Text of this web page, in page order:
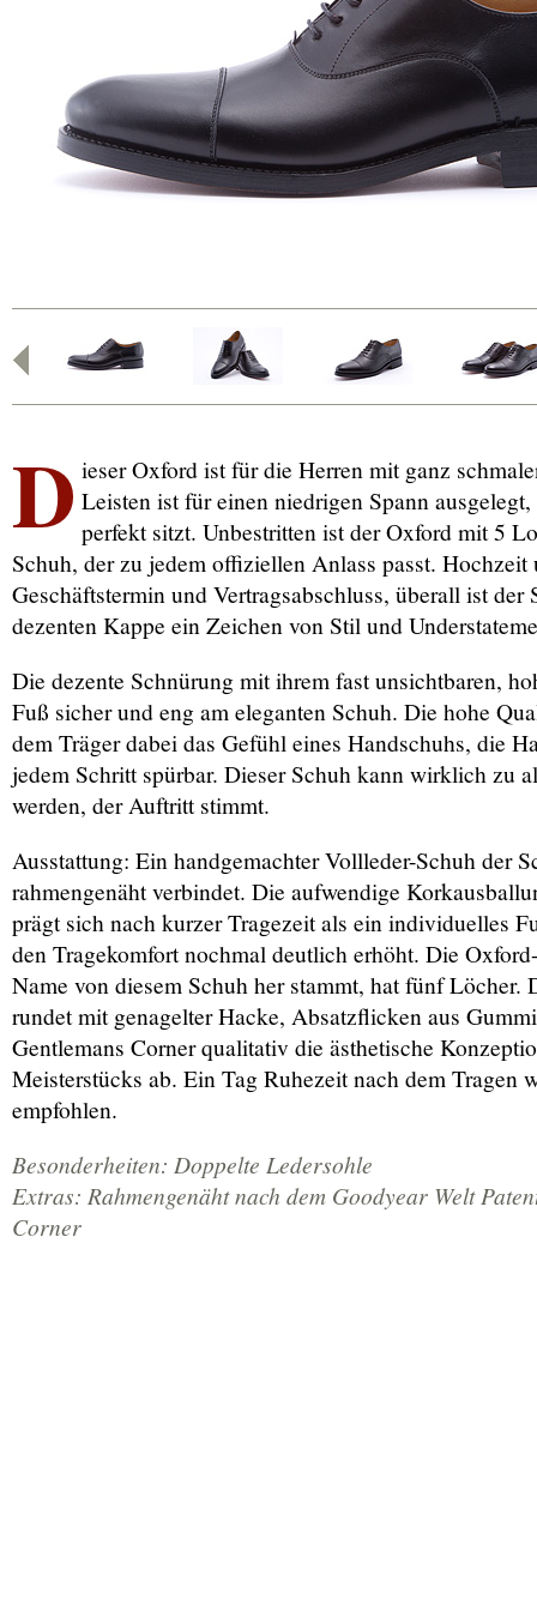
D ieser Oxford ist für die Herren mit ganz
Leisten ist für einen niedrigen Spann
perfekt sitzt. Unbestritten ist der Oxford mit 5
Schuh, der zu jedem offiziellen Anlass passt.
Geschäftstermin und Vertragsabschluss, überall ist der
dezenten Kappe ein Zeichen von Stil und
Die dezente Schnürung mit ihrem fast unsichtbaren,
Fuß sicher und eng am eleganten Schuh. Die hohe
dem Träger dabei das Gefühl eines Handschuhs, die
jedem Schritt spürbar. Dieser Schuh kann wirklich zu
werden, der Auftritt stimmt.
Ausstattung: Ein handgemachter Vollleder-Schuh der
rahmengenäht verbindet. Die aufwendige
prägt sich nach kurzer Tragezeit als ein individuelles
den Tragekomfort nochmal deutlich erhöht. Die
Name von diesem Schuh her stammt, hat fünf Löcher.
rundet mit genagelter Hacke, Absatzflicken aus
Gentlemans Corner qualitativ die ästhetische
Meisterstücks ab. Ein Tag Ruhezeit nach dem Tragen
empfohlen.
Besonderheiten: Doppelte Ledersohle
Extras: Rahmengenäht nach dem Goodyear Welt
Corner